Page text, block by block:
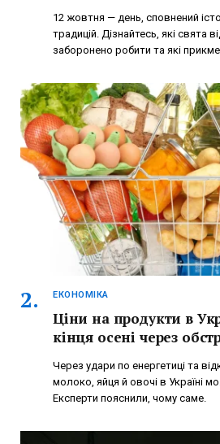
12 жовтня — день, сповнений
традицій. Дізнайтесь, які свята
заборонено робити та які
ЕКОНОМІКА
Ціни на продукти в
кінця осені через
Через удари по енергетиці та
молоко, яйця й овочі в Україні
Експерти пояснили, чому саме.